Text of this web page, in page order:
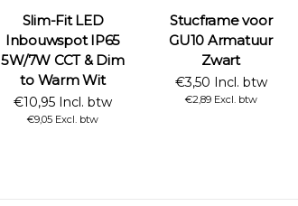
Slim-Fit LED
Inbouwspot IP65
5W/7W CCT & Dim
to Warm Wit
€10,95 Incl. btw
€9,05 Excl. btw
Stucframe voor
GU10 Armatuur
Zwart
€3,50 Incl. btw
€2,89 Excl. btw